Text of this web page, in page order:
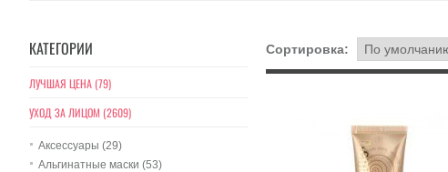
КАТЕГОРИИ
ЛУЧШАЯ ЦЕНА (79)
УХОД ЗА ЛИЦОМ (2609)
Аксессуары (29)
Альгинатные маски (53)
Сортировка: